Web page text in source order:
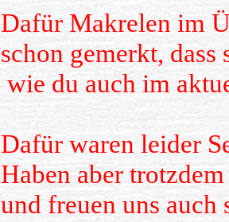
Dafür Makrelen im
schon gemerkt,
wie du auch im
Dafür waren leider
Haben aber
und freuen uns